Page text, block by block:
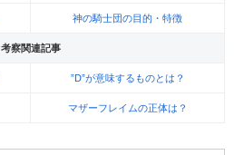
神の騎士団の目的・特徴
考察関連記事
”D”が意味するものとは？
マザーフレイムの正体は？